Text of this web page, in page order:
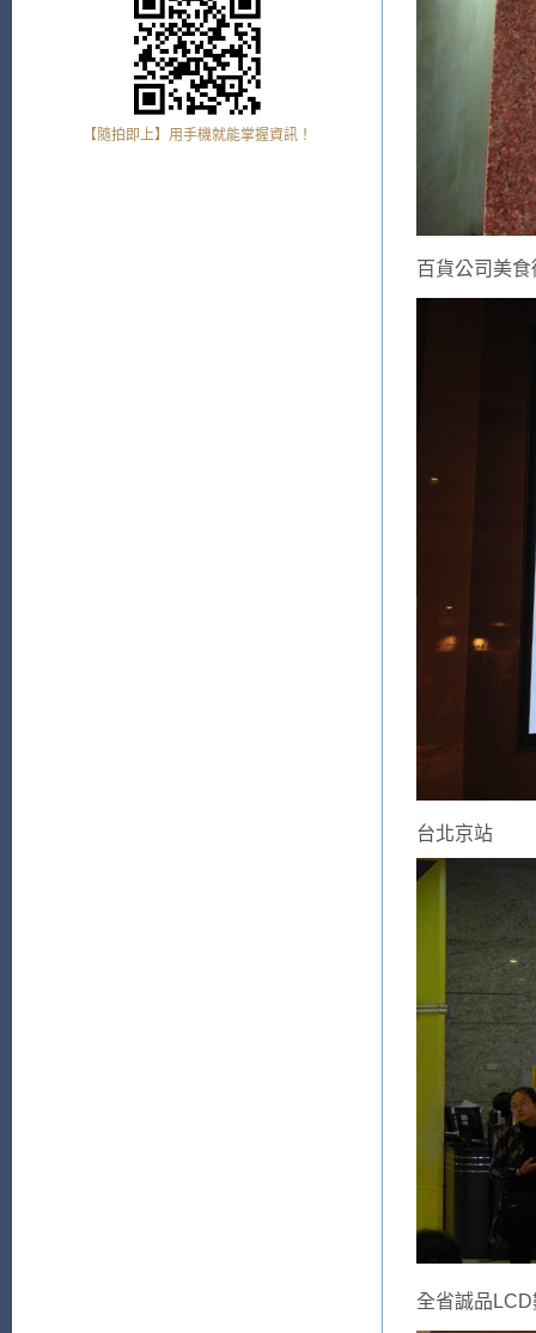
百貨公司美食
台北京站
全省誠品
【隨拍即上】用手機就能掌握資訊！